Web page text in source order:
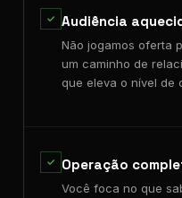
✓ Audiência
Não jogamos oferta
um caminho de
que eleva o nível de
✓ Operação
Você foca no que